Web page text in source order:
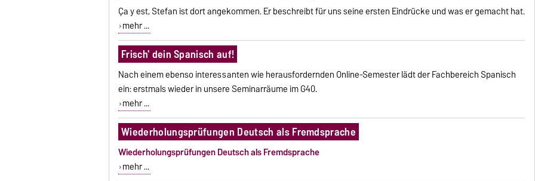
Ça y est, Stefan ist dort angekommen. Er beschreibt für uns seine ersten Eindrücke und was er gemacht hat.
mehr ...
Frisch' dein Spanisch auf!
Nach einem ebenso interessanten wie herausfordernden Online-Semester lädt der Fachbereich Spanisch
ein: erstmals wieder in unsere Seminarräume im G40.
mehr ...
Wiederholungsprüfungen Deutsch als Fremdsprache
Wiederholungsprüfungen Deutsch als Fremdsprache
mehr ...